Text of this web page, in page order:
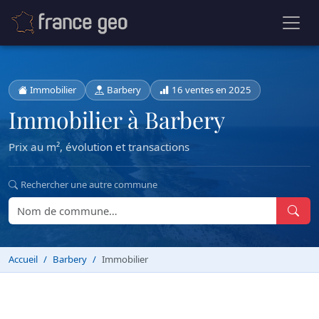
Immobilier Barbery 16 ventes en 2025
Immobilier à Barbery
Prix au m², évolution et transactions
Rechercher une autre commune
Accueil Barbery Immobilier